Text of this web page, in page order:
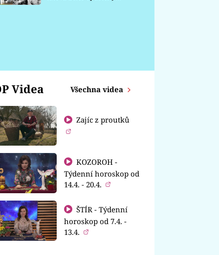
Videa Všechna videa
Zajíc z proutků
KOZOROH -
Týdenní horoskop od
14.4. - 20.4.
ŠTÍR - Týdenní
horoskop od 7.4. -
13.4.